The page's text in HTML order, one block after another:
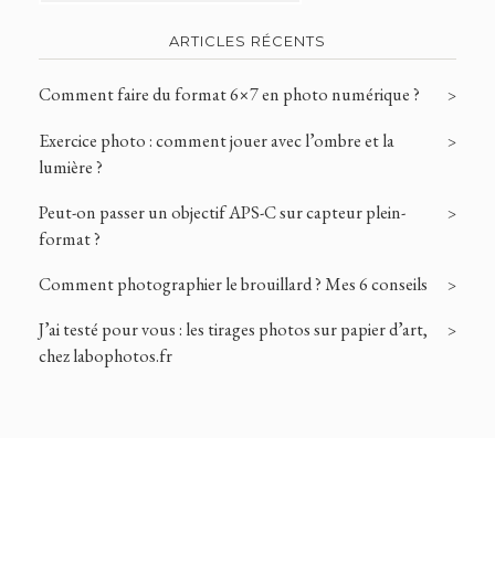
ARTICLES RÉCENTS
Comment faire du format 6×7 en photo numérique ?
Exercice photo : comment jouer avec l’ombre et la
lumière ?
Peut-on passer un objectif APS-C sur capteur plein-
format ?
Comment photographier le brouillard ? Mes 6 conseils
J’ai testé pour vous : les tirages photos sur papier d’art,
chez labophotos.fr